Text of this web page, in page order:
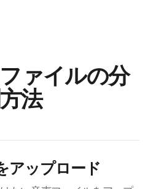
ァイルの分
法
アップロード